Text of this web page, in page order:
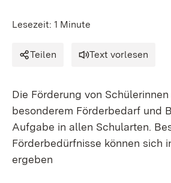
Lesezeit: 1 Minute
Teilen Text vorlesen
Die Förderung von
besonderem Förderbedarf und
Aufgabe in allen Schularten.
Förderbedürfnisse können sich
ergeben